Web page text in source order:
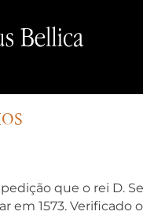
que o rei D.
em 1573.